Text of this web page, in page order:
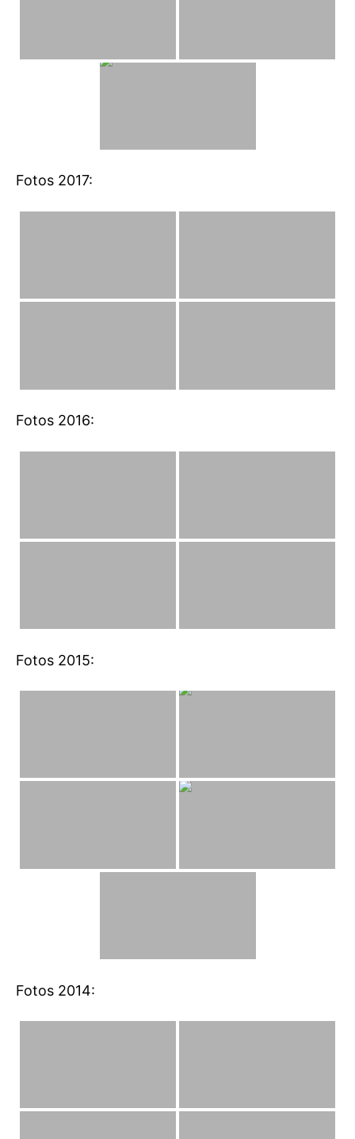
Fotos 2017:
Fotos 2016:
Fotos 2015:
Fotos 2014: